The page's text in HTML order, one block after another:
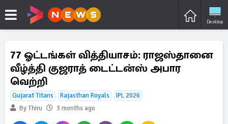
Desktop
77 ஓட்டங்கள் வித்தியாசம்: ராஜஸ்தானை
வீழ்த்தி குஜராத் டைட்டன்ஸ் அபார
வெற்றி
Gujarat Titans Rajasthan Royals
IPL 2026
By Thiru
3 months ago